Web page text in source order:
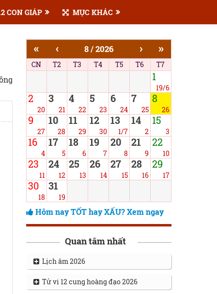
CON GIÁP MỤC KHÁC
« ‹ 8 / 2026 › »
CN T2 T3 T4 T5 T6 T7
1
19/6
2
20
3
21
4
22
5
23
6
24
7
25
8
26
9
27
10
28
11
29
12
30
13
1/7
14
2
15
3
16
4
17
5
18
6
19
7
20
8
21
9
22
10
23
11
24
12
25
13
26
14
27
15
28
16
29
17
30
18
31
19
Hôm nay TỐT hay XẤU? Xem ngay
Quan tâm nhất
Lịch âm 2026
Tử vi 12 cung hoàng đạo 2026